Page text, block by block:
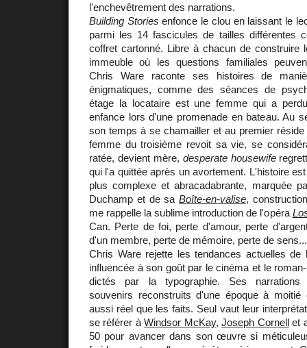
l'enchevêtrement des narrations.
Building Stories enfonce le clou en laissant le
parmi les 14 fascicules de tailles différentes
coffret cartonné. Libre à chacun de construire
immeuble où les questions familiales
Chris Ware raconte ses histoires de
énigmatiques, comme des séances de
étage la locataire est une femme qui a
enfance lors d'une promenade en bateau. Au
son temps à se chamailler et au premier
femme du troisième revoit sa vie, se
ratée, devient mère, desperate housewife
qui l'a quittée après un avortement. L'histoire
plus complexe et abracadabrante, marquée
Duchamp et de saBoîte-en-valise,
me rappelle la sublime introduction de l'opéra
Can. Perte de foi, perte d'amour, perte
d'un membre, perte de mémoire, perte de sens...
Chris Ware rejette les tendances actuelles de
influencée à son goût par le cinéma et le
dictés par la typographie. Ses narrations
souvenirs reconstruits d'une époque à
aussi réel que les faits. Seul vaut leur
se référer àWindsor McKay,Joseph Cornellet
50 pour avancer dans son œuvre si